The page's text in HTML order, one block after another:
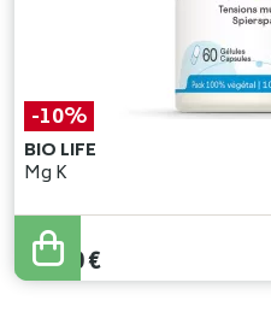
-10%
BIO LIFE
Mg K
16,00
14,40€